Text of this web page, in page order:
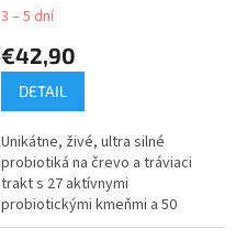
3 – 5 dní
€42,90
DETAIL
Unikátne, živé, ultra silné
probiotiká na črevo a tráviaci
trakt s 27 aktívnymi
probiotickými kmeňmi a 50
miliárd CFU v jednej dávke,